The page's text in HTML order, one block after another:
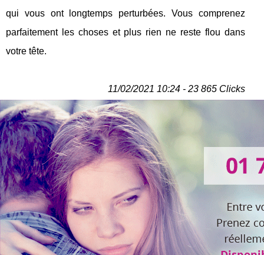
qui vous ont longtemps perturbées. Vous comprenez
parfaitement les choses et plus rien ne reste flou dans
votre tête.
11/02/2021 10:24 - 23 865 Clicks